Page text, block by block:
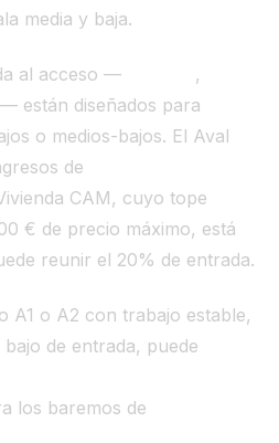
media y baja.
al acceso —Aval ICO ,
— están diseñados para
o medios-bajos. El Aval
de
CAM, cuyo tope
€ de precio máximo, está
reunir el 20% de entrada.
A1 o A2 con trabajo estable,
de entrada, puede
los baremos de